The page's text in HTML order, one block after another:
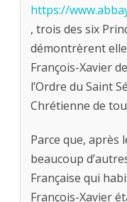
https://
, trois des six
démontrèrent
François-Xavier
l’Ordre du Saint
Chrétienne de
Parce que, après
beaucoup
Française qui
François-Xavier